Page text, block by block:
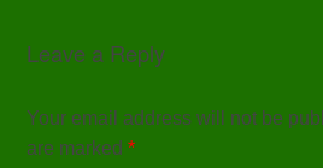
Leave a Reply
Your email address will not be
are marked*